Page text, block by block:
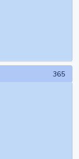
365